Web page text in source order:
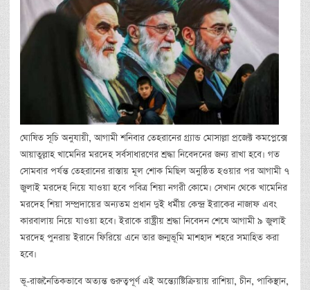
ঘোষিত সূচি অনুযায়ী, আগামী শনিবার তেহরানের গ্র্যান্ড মোসাল্লা প্রজেক্ট কমপ্লেক্সে
আয়াতুল্লাহ খামেনির মরদেহ সর্বসাধারণের শ্রদ্ধা নিবেদনের জন্য রাখা হবে। গত
সোমবার পর্যন্ত তেহরানের রাস্তায় মূল শোক মিছিল অনুষ্ঠিত হওয়ার পর আগামী ৭
জুলাই মরদেহ নিয়ে যাওয়া হবে পবিত্র শিয়া নগরী কোমে। সেখান থেকে খামেনির
মরদেহ শিয়া সম্প্রদায়ের অন্যতম প্রধান দুই ধর্মীয় কেন্দ্র ইরাকের নাজাফ এবং
কারবালায় নিয়ে যাওয়া হবে। ইরাকে রাষ্ট্রীয় শ্রদ্ধা নিবেদন শেষে আগামী ৯ জুলাই
মরদেহ পুনরায় ইরানে ফিরিয়ে এনে তার জন্মভূমি মাশহাদ শহরে সমাহিত করা
হবে।
ভূ-রাজনৈতিকভাবে অত্যন্ত গুরুত্বপূর্ণ এই অন্ত্যোষ্টিক্রিয়ায় রাশিয়া, চীন, পাকিস্থান,